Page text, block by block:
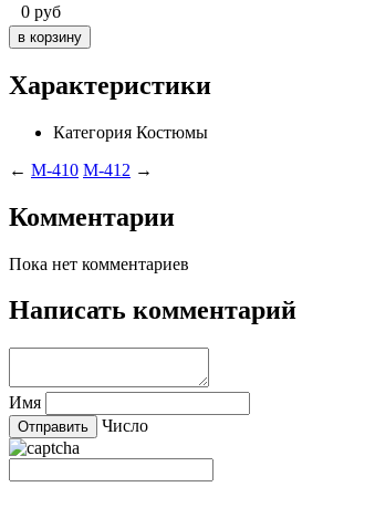
0 руб
Характеристики
Категория Костюмы
← M-410 M-412 →
Комментарии
Пока нет комментариев
Написать комментарий
Имя
Число